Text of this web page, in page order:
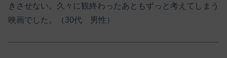
きさせない。久々に観終わったあともずっと考えてしまう
映画でした。（30代 男性）